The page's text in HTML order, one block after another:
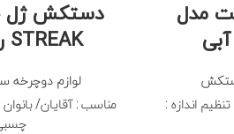
مدل
اندازه :
دستکش ژل
STREAK رنگ قرمز
لوازم دوچرخه
مناسب : آقایان/ بانوان